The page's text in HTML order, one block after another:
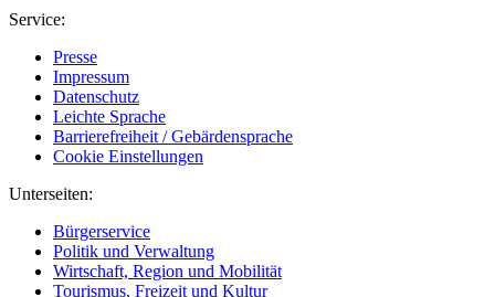
Service:
Presse
Impressum
Datenschutz
Leichte Sprache
Barrierefreiheit / Gebärdensprache
Cookie Einstellungen
Unterseiten:
Bürgerservice
Politik und Verwaltung
Wirtschaft, Region und Mobilität
Tourismus, Freizeit und Kultur